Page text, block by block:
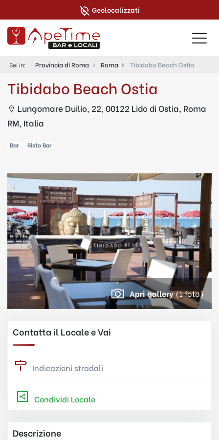
Geolocalizzati
Sei in: Provincia di Roma Roma Tibidabo Beach Ostia
Tibidabo Beach Ostia
Lungomare Duilio, 22, 00122 Lido di Ostia, Roma
RM, Italia
Bar Risto Bar
Apri gallery(1 foto)
Contatta il Locale e Vai
Indicazioni stradali
Condividi Locale
Descrizione